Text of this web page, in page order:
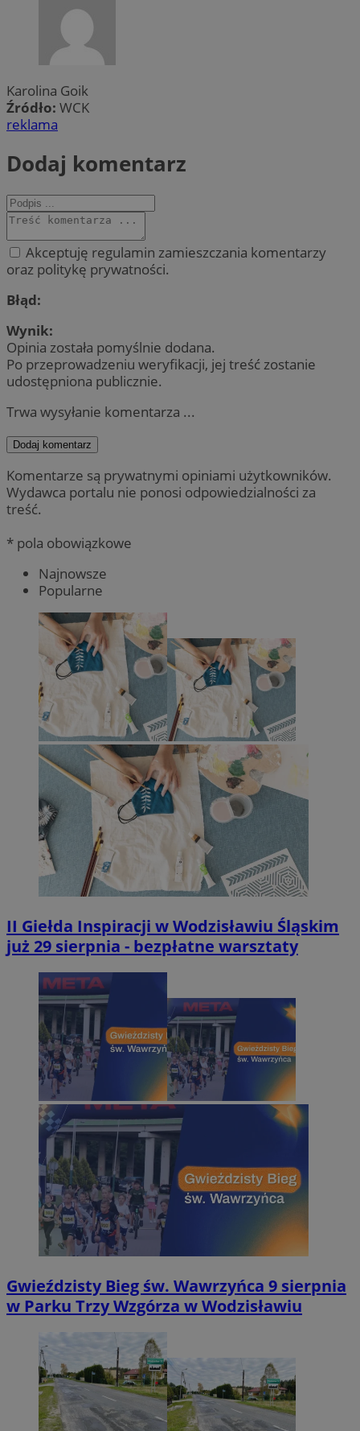
Karolina Goik
Źródło: WCK
reklama
Dodaj komentarz
Akceptuję regulamin zamieszczania komentarzy
oraz politykę prywatności.
Błąd:
Wynik:
Opinia została pomyślnie dodana.
Po przeprowadzeniu weryfikacji, jej treść zostanie
udostępniona publicznie.
Trwa wysyłanie komentarza ...
Dodaj komentarz
Komentarze są prywatnymi opiniami użytkowników.
Wydawca portalu nie ponosi odpowiedzialności za
treść.
* pola obowiązkowe
Najnowsze
Popularne
II Giełda Inspiracji w Wodzisławiu Śląskim
już 29 sierpnia - bezpłatne warsztaty
Gwieździsty Bieg św. Wawrzyńca 9 sierpnia
w Parku Trzy Wzgórza w Wodzisławiu